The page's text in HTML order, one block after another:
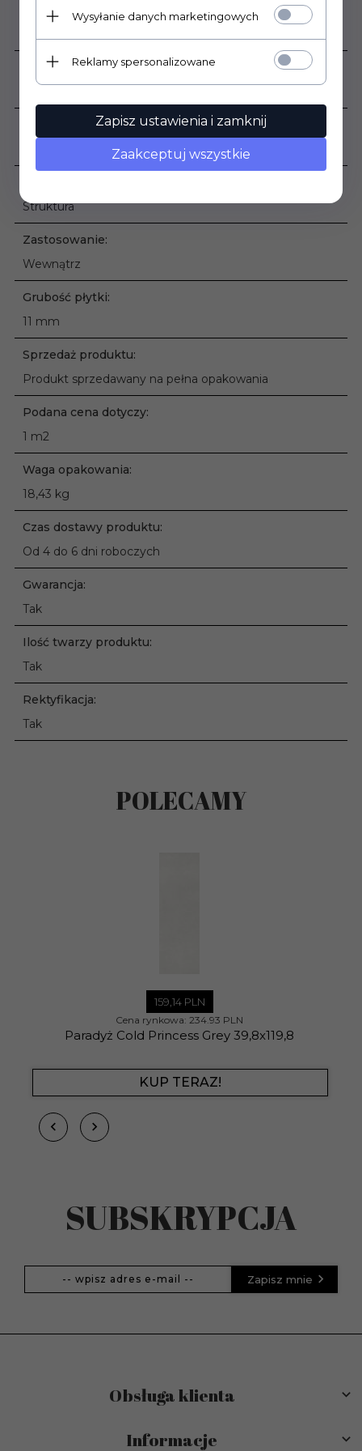
Mrozoodporność:
Ilość sztuk w opakowaniu:
Ilość m2 w opakowaniu:
Struktura
Zastosowanie:
Wewnątrz
Grubość płytki:
11 mm
Sprzedaż produktu:
Produkt sprzedawany na pełna opakowania
Podana cena dotyczy:
1 m2
Waga opakowania:
18,43 kg
Czas dostawy produktu:
Od 4 do 6 dni roboczych
Gwarancja:
Tak
Ilość twarzy produktu:
Tak
Rektyfikacja:
Tak
POLECAMY
159, 14 PLN
Cena rynkowa: 234.93 PLN
Paradyż Cold Princess Grey 39,8x119,8
KUP TERAZ!
SUBSKRYPCJA
Zapisz mnie
Obsługa klienta
Informacje
Wysyłanie danych marketingowych
Reklamy spersonalizowane
Zapisz ustawienia i zamknij
Zaakceptuj wszystkie